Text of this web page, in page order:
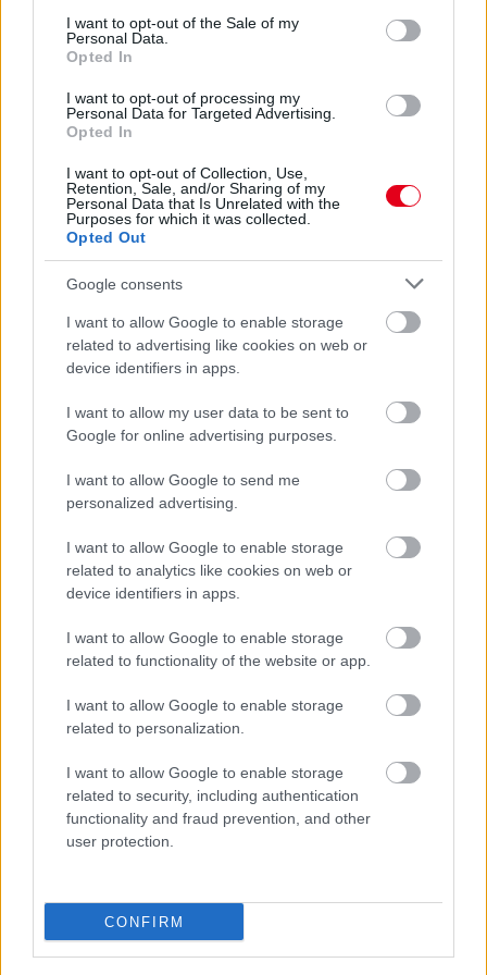
consent section.
I want to opt-out of the Sale of my
Personal Data.
Opted In
I want to opt-out of processing my
Personal Data for Targeted Advertising.
Opted In
I want to opt-out of Collection, Use,
Retention, Sale, and/or Sharing of my
Personal Data that Is Unrelated with the
Purposes for which it was collected.
Opted Out
Google consents
I want to allow Google to enable storage
related to advertising like cookies on web or
device identifiers in apps.
I want to allow my user data to be sent to
Google for online advertising purposes.
I want to allow Google to send me
personalized advertising.
I want to allow Google to enable storage
related to analytics like cookies on web or
device identifiers in apps.
I want to allow Google to enable storage
related to functionality of the website or app.
I want to allow Google to enable storage
related to personalization.
I want to allow Google to enable storage
related to security, including authentication
functionality and fraud prevention, and other
user protection.
CONFIRM
A nap lányai
A Formula.hu szöveges és képi tartalma szerzői jogi védelem alatt áll.
A weboldalon található cikkek, fotók és videók a Formula Press Kft.
szellemi tulajdonát képezik, és a kiadó vezetőjének előzetes írásbeli
velejáró olvasáson, képernyőn történő megjelenítésen és az ehhez
szükséges ideiglenes többszörözésen, továbbá a személyes, nem-
kereskedelmi célból történő merevlemezre történő lementésen és
© 2026 Formula.hu - Minden jog
fenntartva! | Fejlesztette:insource.hu